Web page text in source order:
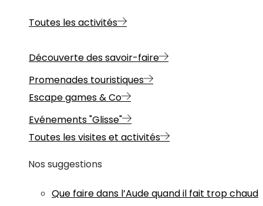
Toutes les activités
Découverte des savoir-faire
Promenades touristiques
Escape games & Co
Evénements "Glisse"
Toutes les visites et activités
Nos suggestions
Que faire dans l’Aude quand il fait trop chaud